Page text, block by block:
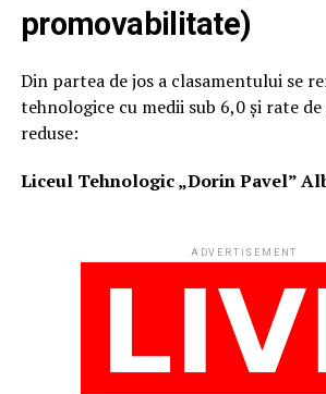
promovabilitate)
Din partea de jos a clasamentului se
tehnologice cu medii sub 6,0 și rate
reduse:
Liceul Tehnologic „Dorin Pavel”
ADVERTISEMENT